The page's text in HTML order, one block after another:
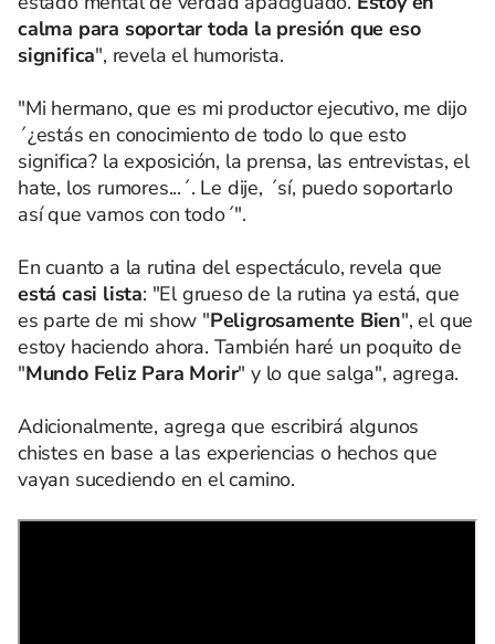
calma para soportar toda la presión que eso
significa", revela el humorista.
"Mi hermano, que es mi productor ejecutivo, me dijo
´¿estás en conocimiento de todo lo que esto
significa? la exposición, la prensa, las entrevistas, el
hate, los rumores...´. Le dije, ´sí, puedo soportarlo
así que vamos con todo´".
En cuanto a la rutina del espectáculo, revela que
está casi lista: "El grueso de la rutina ya está, que
es parte de mi show "Peligrosamente Bien", el que
estoy haciendo ahora. También haré un poquito de
"Mundo Feliz Para Morir" y lo que salga", agrega.
Adicionalmente, agrega que escribirá algunos
chistes en base a las experiencias o hechos que
vayan sucediendo en el camino.